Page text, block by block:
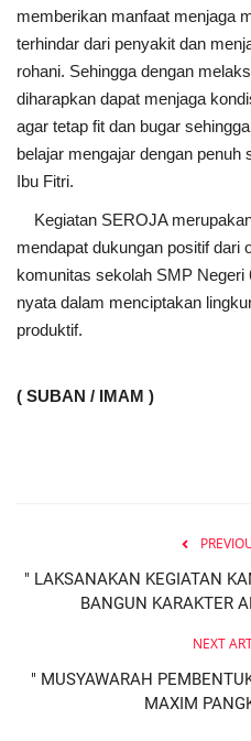
memberikan manfaat menjaga
terhindar dari penyakit dan
rohani. Sehingga dengan
diharapkan dapat menjaga
agar tetap fit dan bugar
belajar mengajar dengan penuh
Ibu Fitri.
Kegiatan SEROJA
mendapat dukungan positif dari
komunitas sekolah SMP Negeri
nyata dalam menciptakan
produktif.
( SUBAN / IMAM )
" LAKSANAKAN KEGIATAN
BANGUN KARAKTER
NEXT
" MUSYAWARAH
MAXIM